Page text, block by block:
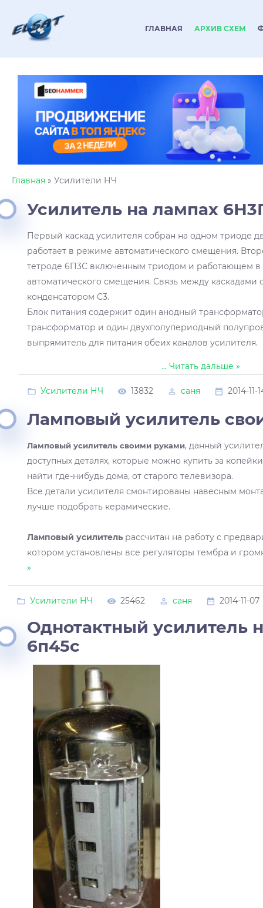
ГЛАВНАЯ АРХИВ СХЕМ
Главная » Усилители НЧ
Усилитель на лампах
Первый каскад усилителя собран на одном триоде
работает в режиме автоматического смещения.
тетроде 6П3С включенным триодом и работающем
автоматического смещения. Связь между каскадами
конденсатором С3.
Блок питания содержит один анодный
трансформатор и один двухполупериодный
выпрямитель для питания обеих каналов усилителя.
...Читать дальше »
Усилители НЧ 13832 саня 2014-11-
Ламповый усилитель
Ламповый усилитель своими руками, данный
доступных деталях, которые можно купить за
найти где-нибудь дома, от старого телевизора.
Все детали усилителя смонтированы навесным
лучше подобрать керамические.
Ламповый усилитель рассчитан на работу с
котором установлены все регуляторы тембра и
»
Усилители НЧ 25462 саня 2014-11-07
Однотактный усилитель
6п45с